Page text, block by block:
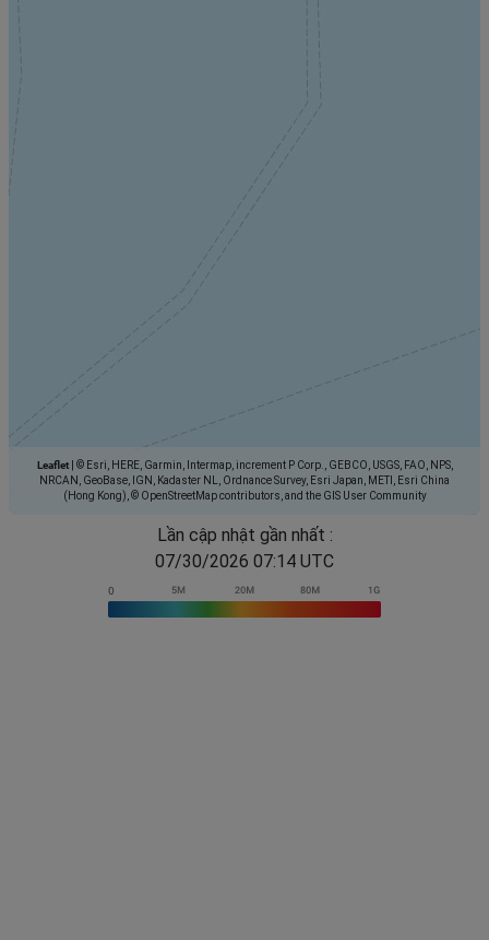
Leaflet
© Esri, HERE, Garmin, Intermap, increment P Corp., GEBCO, USGS, FAO, NPS,
NRCAN, GeoBase, IGN, Kadaster NL, Ordnance Survey, Esri Japan, METI, Esri China
(Hong Kong), © OpenStreetMap contributors, and the GIS User Community
Lần cập nhật gần nhất :
07/30/2026 07:14 UTC